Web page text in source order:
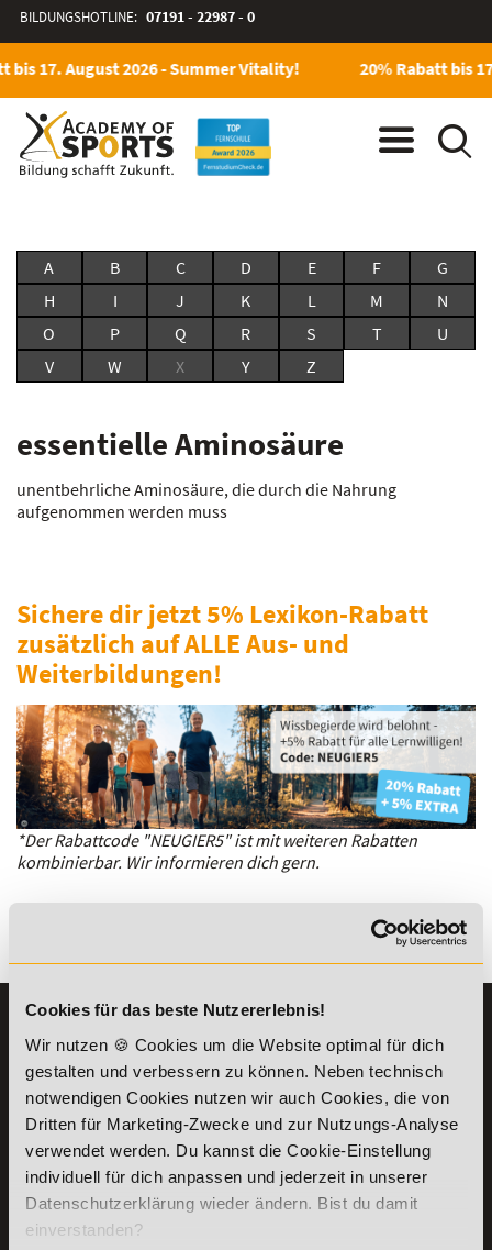
Cookies für das beste Nutzererlebnis!
Wir nutzen 🍪 Cookies um die Website optimal für dich
gestalten und verbessern zu können. Neben technisch
notwendigen Cookies nutzen wir auch Cookies, die von
Dritten für Marketing-Zwecke und zur Nutzungs-Analyse
verwendet werden. Du kannst die Cookie-Einstellung
individuell für dich anpassen und jederzeit in unserer
Datenschutzerklärung wieder ändern. Bist du damit
einverstanden?
BILDUNGSHOTLINE: 07191 - 22987 - 0
bis 17. August 2026 - Summer Vitality! 20% Rabatt bis
A B C D E F
G
H
I J K L M
N
O
P Q R S T
U
V
W X Y Z
essentielle Aminosäure
unentbehrliche Aminosäure, die durch die Nahrung
aufgenommen werden muss
Sichere dir jetzt 5% Lexikon-Rabatt
zusätzlich auf ALLE Aus- und
Weiterbildungen!
*Der Rabattcode "NEUGIER5" ist mit weiteren Rabatten
kombinierbar. Wir informieren dich gern.
Es gibt keine Einträge mit diesem Anfangsbuchstaben.
07191-22987-0
WhatsApp:
+49 (0) 7191 9513201
Academy of Sports GmbH
Willy-Brandt-Platz 2
71522
Backnang
Die Academy
Lehr- und
Lernmethoden
PreisFAIRsprechen
Online Campus